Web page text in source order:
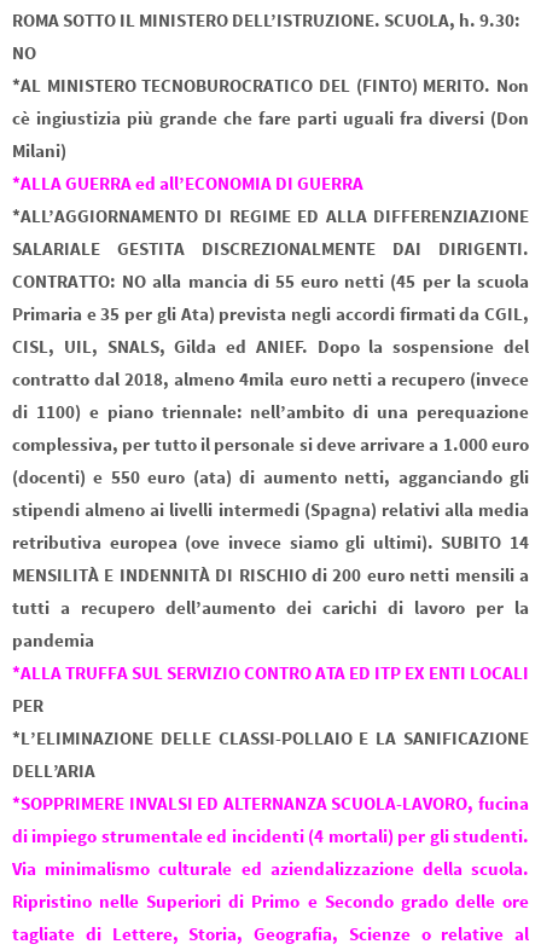
ROMA SOTTO IL MINISTERO DELL’ISTRUZIONE. SCUOLA, h. 9.30:
NO
*AL MINISTERO TECNOBUROCRATICO DEL (FINTO) MERITO. Non
cè ingiustizia più grande che fare parti uguali fra diversi (Don
Milani)
*ALLA GUERRA ed all’ECONOMIA DI GUERRA
*ALL’AGGIORNAMENTO DI REGIME ED ALLA DIFFERENZIAZIONE
SALARIALE GESTITA DISCREZIONALMENTE DAI DIRIGENTI.
CONTRATTO: NO alla mancia di 55 euro netti (45 per la scuola
Primaria e 35 per gli Ata) prevista negli accordi firmati da CGIL,
CISL, UIL, SNALS, Gilda ed ANIEF. Dopo la sospensione del
contratto dal 2018, almeno 4mila euro netti a recupero (invece
di 1100) e piano triennale: nell’ambito di una perequazione
complessiva, per tutto il personale si deve arrivare a 1.000 euro
(docenti) e 550 euro (ata) di aumento netti, agganciando gli
stipendi almeno ai livelli intermedi (Spagna) relativi alla media
retributiva europea (ove invece siamo gli ultimi). SUBITO 14
MENSILITÀ E INDENNITÀ DI RISCHIO di 200 euro netti mensili a
tutti a recupero dell’aumento dei carichi di lavoro per la
pandemia
*ALLA TRUFFA SUL SERVIZIO CONTRO ATA ED ITP EX ENTI LOCALI
PER
*L’ELIMINAZIONE DELLE CLASSI-POLLAIO E LA SANIFICAZIONE
DELL’ARIA
*SOPPRIMERE INVALSI ED ALTERNANZA SCUOLA-LAVORO, fucina
di impiego strumentale ed incidenti (4 mortali) per gli studenti.
Via minimalismo culturale ed aziendalizzazione della scuola.
Ripristino nelle Superiori di Primo e Secondo grado delle ore
tagliate di Lettere, Storia, Geografia, Scienze o relative al